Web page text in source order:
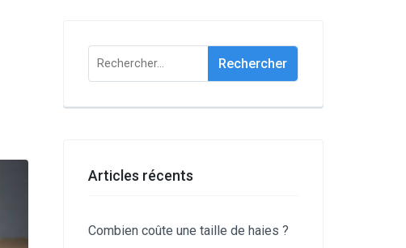
Rechercher :
Articles récents
Combien coûte une taille de haies ?